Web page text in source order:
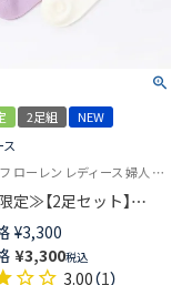
2足組
NEW
ス
ポロ ラルフ ローレン レディース 婦人 靴下 カジュアル 26SS
定≫【2足セット】
LAUREN
PLAIN ＆ RIB クルー丈
レディース 93246300
¥3,300
¥3,300税込
3.00（1）